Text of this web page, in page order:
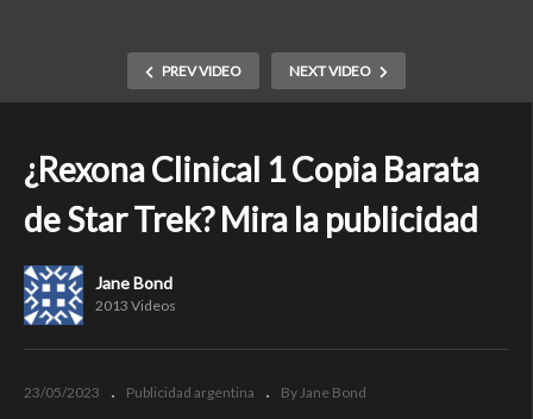
PREV VIDEO NEXT VIDEO
¿Rexona Clinical 1 Copia Barata
de Star Trek? Mira la publicidad
Jane Bond
2013 Videos
23/05/2023 Publicidad argentina By Jane Bond